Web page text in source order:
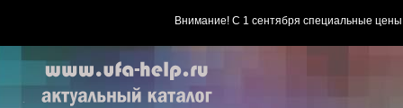
Внимание! С 1 сентября специальные